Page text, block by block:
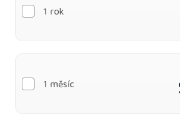
1 měsíc
1 rok